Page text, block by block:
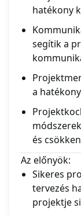
hatékony
segítik a
a
és
Az előnyök:
Sikeres
tervezés
projektje